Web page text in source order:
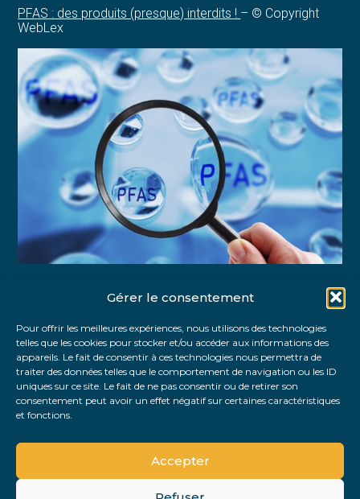
Gérer le consentement
Pour offrir les meilleures expériences, nous utilisons des technologies
telles que les cookies pour stocker et/ou accéder aux informations des
appareils. Le fait de consentir à ces technologies nous permettra de
traiter des données telles que le comportement de navigation ou les ID
uniques sur ce site. Le fait de ne pas consentir ou de retirer son
consentement peut avoir un effet négatif sur certaines caractéristiques
et fonctions.
Accepter
PFAS : des produits (presque) interdits ! – © Copyright
WebLex
FaceBook
TwitterLinkedIn